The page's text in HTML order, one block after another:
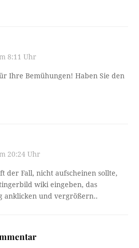
8:11 Uhr
Ihre Bemühungen! Haben Sie den
20:24 Uhr
der Fall, nicht aufscheinen sollte,
wiki eingeben, das
anklicken und vergrößern..